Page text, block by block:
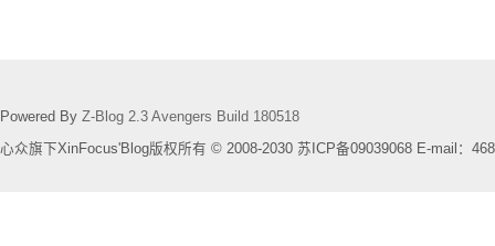
Powered By Z-Blog 2.3 Avengers Build 180518
心众旗下XinFocus'Blog版权所有 © 2008-2030 苏ICP备09039068 E-mail：